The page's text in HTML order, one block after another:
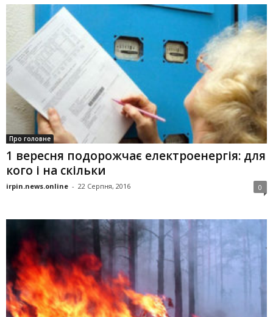
Про головне
1 вересня подорожчає електроенергія: для
кого і на скільки
irpin.news.online - 22 Серпня, 2016 0